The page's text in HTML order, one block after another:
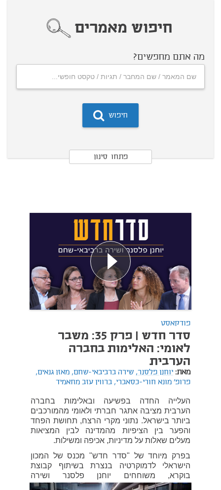
חיפוש מאמרים
מה אתם מחפשים?
חיפוש
פתחו סינון
פודקאסט
סדר חדש | פרק 35: משבר
לאומי: האלימות בחברה
הערבית
מאת: יוחנן פלסנר, שירה ברביבאי-שחם, מאזן גנאים,
פרופ' מונא חורי-כסאברי, ברווין עזב מחאמיד
העלייה החדה בפשיעה ובאלימות בחברה
הערבית מציבה אתגר חברתי ולאומי מהמורכבים
ביותר בישראל. נתוני מקרי הרצח, תחושת הפחד
והפער בין הציפיות מהמדינה לבין המציאות
מעלים שאלות על מדיניות, אכיפה ומשילות.
בפרק מיוחד של "סדר חדש" מכנס של המכון
הישראלי לדמוקרטיה בנצרת בשיתוף קבוצת
בוקרא, משוחחים יוחנן פלסנר ושירה
ברביבאי-שחם עם מאזן גנאים, פרופ' מונא